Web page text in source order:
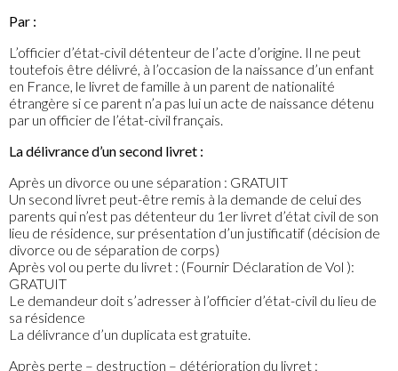
Par :
L’officier d’état-civil détenteur de l’acte d’origine. Il ne peut
toutefois être délivré, à l’occasion de la naissance d’un enfant
en France, le livret de famille à un parent de nationalité
étrangère si ce parent n’a pas lui un acte de naissance détenu
par un officier de l’état-civil français.
La délivrance d’un second livret :
Après un divorce ou une séparation : GRATUIT
Un second livret peut-être remis à la demande de celui des
parents qui n’est pas détenteur du 1er livret d’état civil de son
lieu de résidence, sur présentation d’un justificatif (décision de
divorce ou de séparation de corps)
Après vol ou perte du livret : (Fournir Déclaration de Vol ):
GRATUIT
Le demandeur doit s’adresser à l’officier d’état-civil du lieu de
sa résidence
La délivrance d’un duplicata est gratuite.
Après perte – destruction – détérioration du livret :